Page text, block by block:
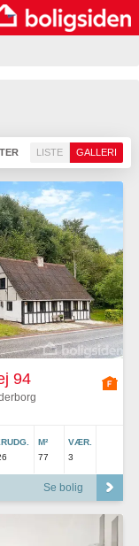
LISTE GALLERI
94
M²
77
VÆR.
3
Se bolig